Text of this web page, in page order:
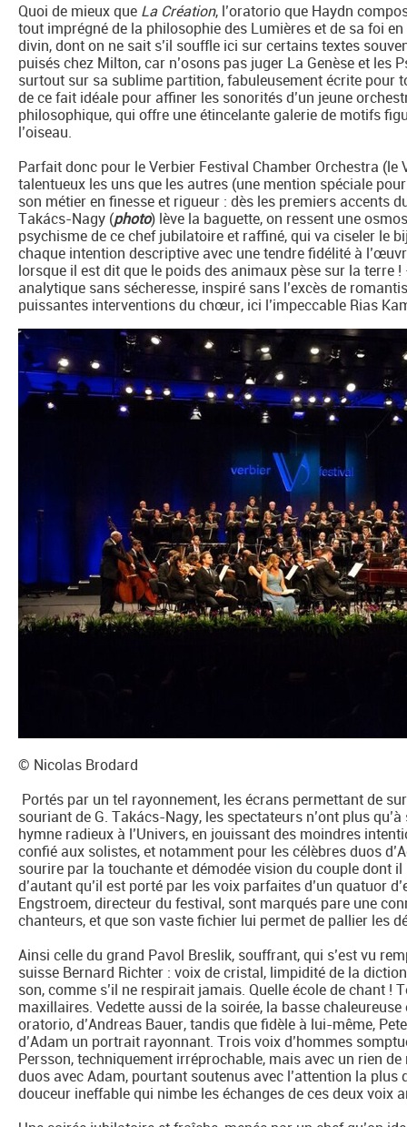
Quoi de mieux que La Création, l’oratorio que Haydn
tout imprégné de la philosophie des Lumières et de sa foi
divin, dont on ne sait s’il souffle ici sur certains textes
puisés chez Milton, car n’osons pas juger La Genèse et les
surtout sur sa sublime partition, fabuleusement écrite pour
de ce fait idéale pour affiner les sonorités d’un jeune
philosophique, qui offre une étincelante galerie de motifs
l’oiseau.
Parfait donc pour le Verbier Festival Chamber Orchestra (le
talentueux les uns que les autres (une mention spéciale
son métier en finesse et rigueur : dès les premiers accents
Takács-Nagy (photo) lève la baguette, on ressent une
psychisme de ce chef jubilatoire et raffiné, qui va ciseler le
chaque intention descriptive avec une tendre fidélité à
lorsque il est dit que le poids des animaux pèse sur la terre
analytique sans sécheresse, inspiré sans l’excès de
puissantes interventions du chœur, ici l’impeccable Rias
© Nicolas Brodard
Portés par un tel rayonnement, les écrans permettant de
souriant de G. Takács-Nagy, les spectateurs n’ont plus
hymne radieux à l’Univers, en jouissant des moindres
confié aux solistes, et notamment pour les célèbres duos
sourire par la touchante et démodée vision du couple dont
d’autant qu’il est porté par les voix parfaites d’un quatuor
Engstroem, directeur du festival, sont marqués pare une
chanteurs, et que son vaste fichier lui permet de pallier les
Ainsi celle du grand Pavol Breslik, souffrant, qui s’est vu
suisse Bernard Richter : voix de cristal, limpidité de la
son, comme s’il ne respirait jamais. Quelle école de chant !
maxillaires. Vedette aussi de la soirée, la basse
oratorio, d’Andreas Bauer, tandis que fidèle à lui-même,
d’Adam un portrait rayonnant. Trois voix d’hommes
Persson, techniquement irréprochable, mais avec un rien
duos avec Adam, pourtant soutenus avec l’attention la plus
douceur ineffable qui nimbe les échanges de ces deux voix